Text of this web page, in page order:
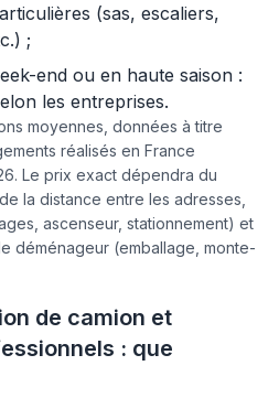
(sas, escaliers,
;
end ou en haute saison :
les entreprises.
moyennes, données à titre
réalisés en France
Le prix exact dépendra du
la distance entre les adresses,
ascenseur, stationnement) et
déménageur (emballage, monte-
de camion et
: que